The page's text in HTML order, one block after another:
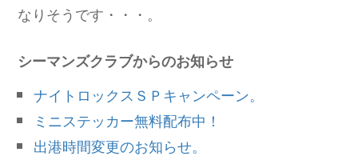
なりそうです・・・。
シーマンズクラブからのお知らせ
ナイトロックスＳＰキャンペーン。
ミニステッカー無料配布中！
出港時間変更のお知らせ。